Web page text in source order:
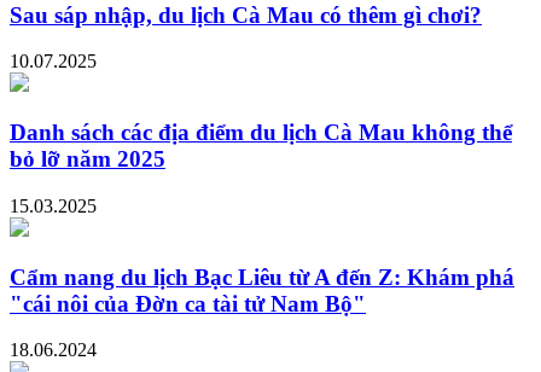
Sau sáp nhập, du lịch Cà Mau có thêm gì chơi?
10.07.2025
Danh sách các địa điểm du lịch Cà Mau không thể
bỏ lỡ năm 2025
15.03.2025
Cẩm nang du lịch Bạc Liêu từ A đến Z: Khám phá
"cái nôi của Đờn ca tài tử Nam Bộ"
18.06.2024